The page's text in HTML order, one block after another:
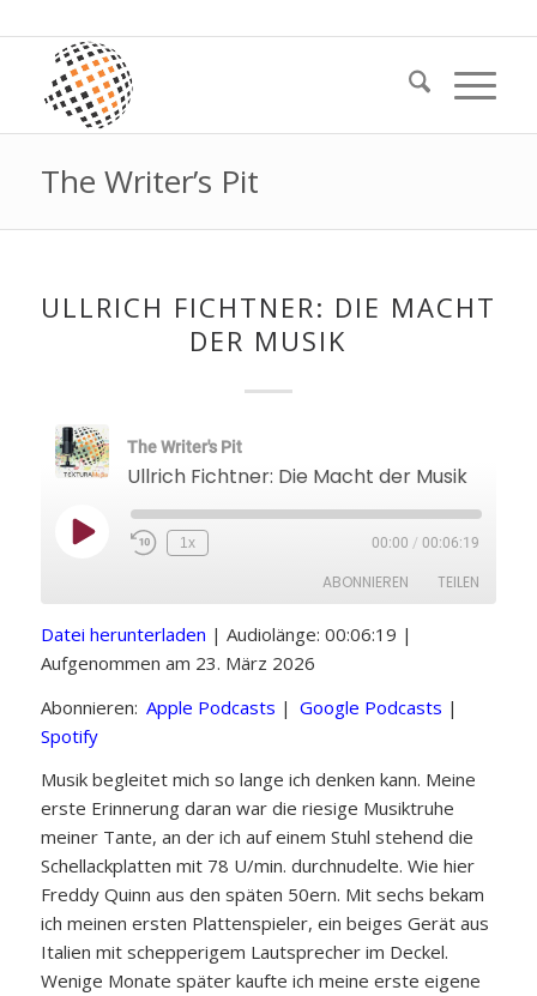
The Writer’s Pit
ULLRICH FICHTNER: DIE MACHT
DER MUSIK
The Writer's Pit
Ullrich Fichtner: Die Macht der Musik
Play
Episode
1x 00:00 / 00:06:19
ABONNIEREN TEILEN
RSS FEED
TEILEN
LINK
EMBED
Datei herunterladen | Audiolänge: 00:06:19 |
Aufgenommen am 23. März 2026
Abonnieren: Apple Podcasts | Google Podcasts |
Spotify
Musik begleitet mich so lange ich denken kann. Meine
erste Erinnerung daran war die riesige Musiktruhe
meiner Tante, an der ich auf einem Stuhl stehend die
Schellackplatten mit 78 U/min. durchnudelte. Wie hier
Freddy Quinn aus den späten 50ern. Mit sechs bekam
ich meinen ersten Plattenspieler, ein beiges Gerät aus
Italien mit schepperigem Lautsprecher im Deckel.
Wenige Monate später kaufte ich meine erste eigene